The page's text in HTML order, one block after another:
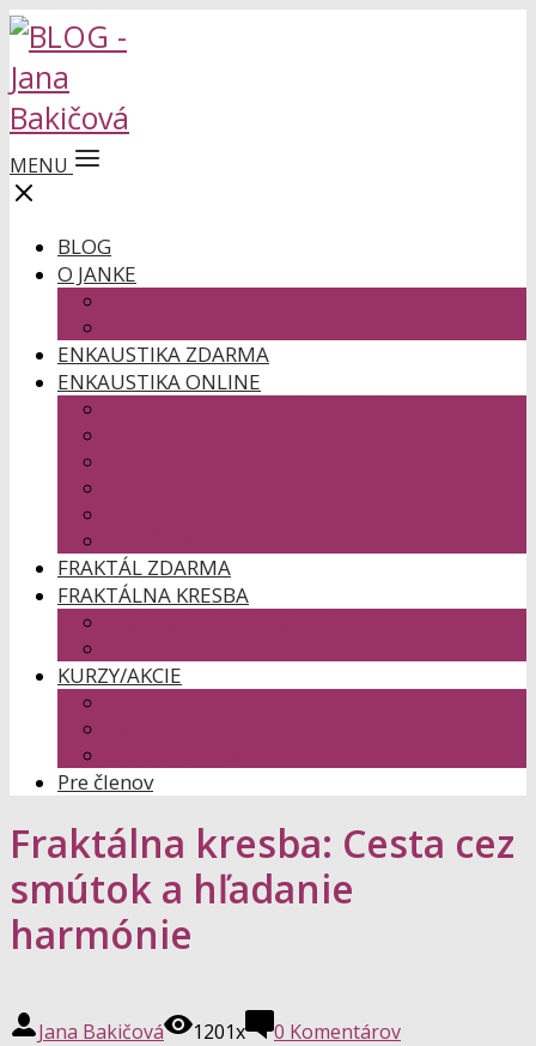
MENU
BLOG
O JANKE
ENKAUSTIKA ZDARMA
ENKAUSTIKA ONLINE
FRAKTÁL ZDARMA
FRAKTÁLNA KRESBA
KURZY/AKCIE
Pre členov
Fraktálna kresba: Cesta cez
smútok a hľadanie
harmónie
Jana Bakičová 1201x 0 Komentárov